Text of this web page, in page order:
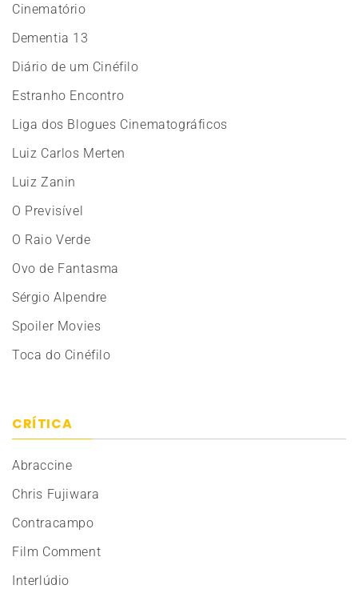
Cinematório
Dementia 13
Diário de um Cinéfilo
Estranho Encontro
Liga dos Blogues Cinematográficos
Luiz Carlos Merten
Luiz Zanin
O Previsível
O Raio Verde
Ovo de Fantasma
Sérgio Alpendre
Spoiler Movies
Toca do Cinéfilo
CRÍTICA
Abraccine
Chris Fujiwara
Contracampo
Film Comment
Interlúdio